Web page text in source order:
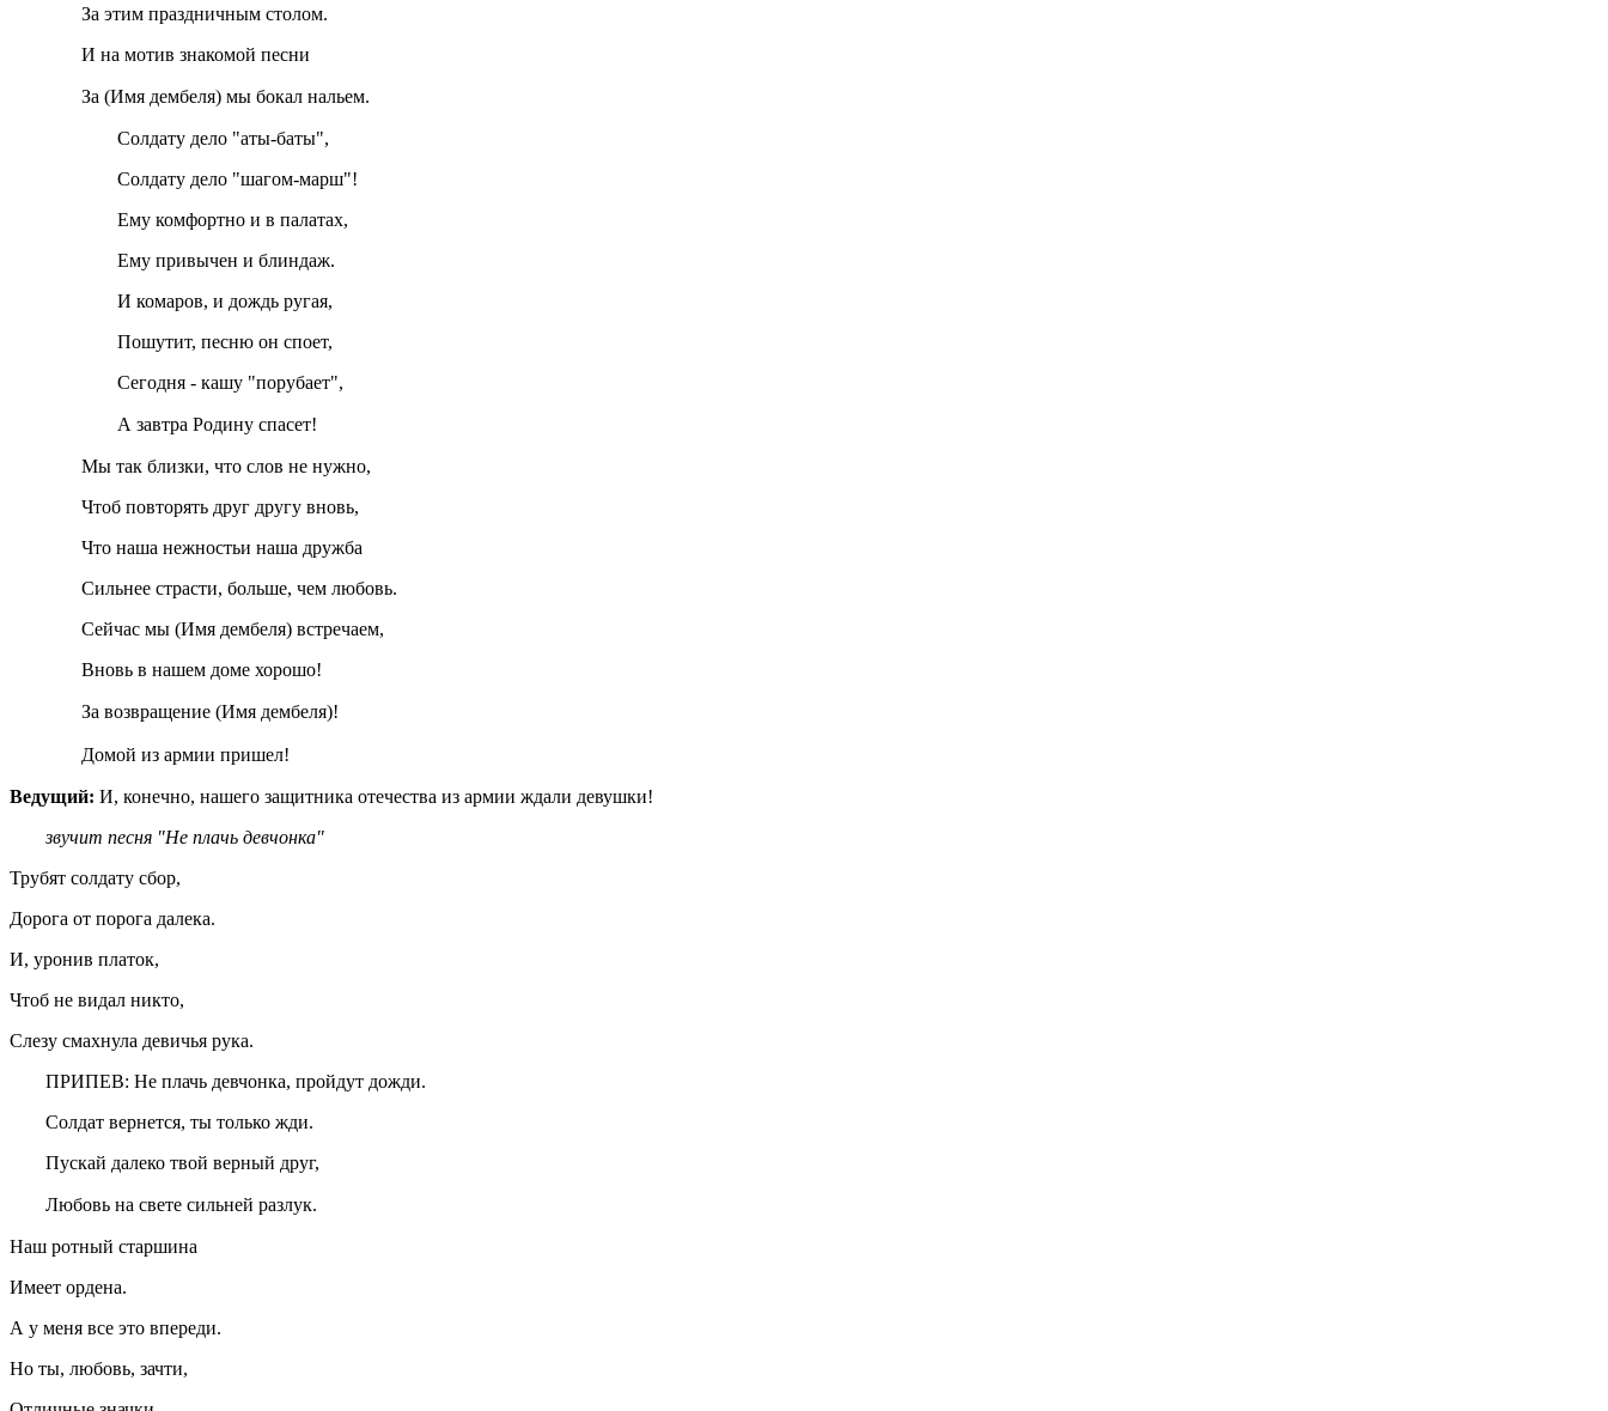
За этим праздничным столом.
И на мотив знакомой песни
За (Имя дембеля) мы бокал нальем.
Солдату дело "аты-баты",
Солдату дело "шагом-марш"!
Ему комфортно и в палатах,
Ему привычен и блиндаж.
И комаров, и дождь ругая,
Пошутит, песню он споет,
Сегодня - кашу "порубает",
А завтра Родину спасет!
Мы так близки, что слов не нужно,
Чтоб повторять друг другу вновь,
Что наша нежностьи наша дружба
Сильнее страсти, больше, чем любовь.
Сейчас мы (Имя дембеля) встречаем,
Вновь в нашем доме хорошо!
За возвращение (Имя дембеля)!
Домой из армии пришел!
Ведущий: И, конечно, нашего защитника отечества из армии ждали девушки!
звучит песня "Не плачь девчонка"
Трубят солдату сбор,
Дорога от порога далека.
И, уронив платок,
Чтоб не видал никто,
Слезу смахнула девичья рука.
ПРИПЕВ: Не плачь девчонка, пройдут дожди.
Солдат вернется, ты только жди.
Пускай далеко твой верный друг,
Любовь на свете сильней разлук.
Наш ротный старшина
Имеет ордена.
А у меня все это впереди.
Но ты, любовь, зачти,